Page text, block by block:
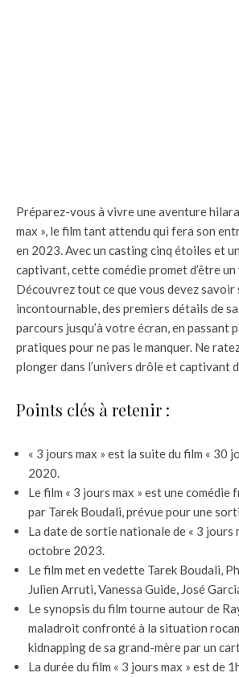
Préparez-vous à vivre une aventure
max », le film tant attendu qui fera son
en 2023. Avec un casting cinq étoiles et
captivant, cette comédie promet d’être
Découvrez tout ce que vous devez savoir
incontournable, des premiers détails de
parcours jusqu’à votre écran, en passant
pratiques pour ne pas le manquer. Ne
plonger dans l’univers drôle et captivant
Points clés à retenir :
« 3 jours max » est la suite du film « 30
2020.
Le film « 3 jours max » est une comédie
par Tarek Boudali, prévue pour une
La date de sortie nationale de « 3 jours
octobre 2023.
Le film met en vedette Tarek Boudali,
Julien Arruti, Vanessa Guide, José
Le synopsis du film tourne autour de
maladroit confronté à la situation
kidnapping de sa grand-mère par un
La durée du film « 3 jours max » est de